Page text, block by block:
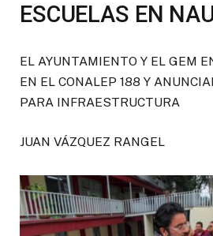
ESCUELAS EN
EL AYUNTAMIENTO Y EL GEM
EN EL CONALEP 188 Y
PARA INFRAESTRUCTURA
JUAN VÁZQUEZ RANGEL